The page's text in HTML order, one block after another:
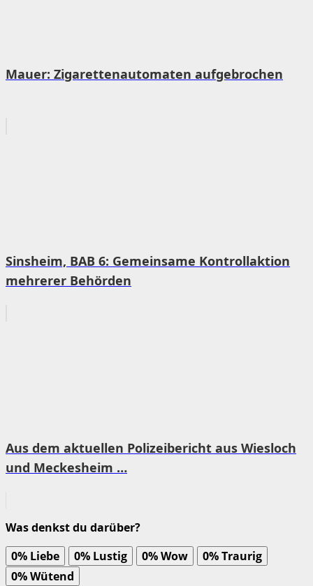
Mauer: Zigarettenautomaten aufgebrochen
Sinsheim, BAB 6: Gemeinsame Kontrollaktion
mehrerer Behörden
Aus dem aktuellen Polizeibericht aus Wiesloch
und Meckesheim …
Was denkst du darüber?
0% Liebe 0% Lustig 0%Wow 0%Traurig
0%Wütend